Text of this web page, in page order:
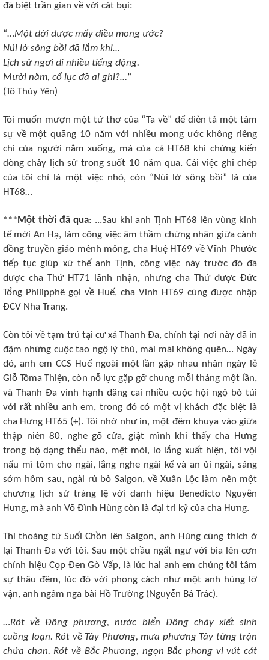
đã biệt trần gian về với cát bụi:
“…Một đời được mấy điều mong ước?
Núi lở sông bồi đã lắm khi…
Lịch sử ngơi đi nhiều tiếng động.
Mười năm, cổ lục đã ai ghi?…”
(Tô Thùy Yên)
Tôi muốn mượn một tứ thơ của “Ta về” để diễn tả một tâm
sự về một quãng 10 năm với nhiều mong ước không riêng
chi của người nằm xuống, mà của cả HT68 khi chứng kiến
dòng chảy lịch sử trong suốt 10 năm qua. Cái việc ghi chép
của tôi chỉ là một việc nhỏ, còn “Núi lở sông bồi” là của
HT68…
*** Một thời đã qua: ...Sau khi anh Tịnh HT68 lên vùng kinh
tế mới An Hạ, làm công việc âm thầm chứng nhân giữa cánh
đồng truyền giáo mênh mông, cha Huệ HT69 về Vĩnh Phước
tiếp tục giúp xứ thế anh Tịnh, công việc này trước đó đã
được cha Thứ HT71 lãnh nhận, nhưng cha Thứ được Đức
Tổng Philipphê gọi về Huế, cha Vinh HT69 cũng được nhập
ĐCV Nha Trang.
Còn tôi về tạm trú tại cư xá Thanh Đa, chính tại nơi này đã in
đậm những cuộc tao ngộ lý thú, mãi mãi không quên… Ngày
đó, anh em CCS Huế ngoài một lần gặp nhau nhân ngày lễ
Giỗ Tôma Thiện, còn nỗ lực gặp gỡ chung mỗi tháng một lần,
và Thanh Đa vinh hạnh đăng cai nhiều cuộc hội ngộ bỏ túi
với rất nhiều anh em, trong đó có một vị khách đặc biệt là
cha Hưng HT65 (+). Tôi nhớ như in, một đêm khuya vào giữa
thập niên 80, nghe gõ cửa, giật mình khi thấy cha Hưng
trong bộ dạng thểu não, mệt mỏi, lo lắng xuất hiện, tôi vội
nấu mì tôm cho ngài, lắng nghe ngài kể và an ủi ngài, sáng
sớm hôm sau, ngài rủ bỏ Saigon, về Xuân Lộc làm nên một
chương lịch sử tráng lệ với danh hiệu Benedicto Nguyễn
Hưng, mà anh Võ Đình Hùng còn là đại tri kỷ của cha Hưng.
Thi thoảng từ Suối Chồn lên Saigon, anh Hùng cũng thích ở
lại Thanh Đa với tôi. Sau một chầu ngất ngư với bia lên cơn
chính hiệu Cọp Đen Gò Vấp, là lúc hai anh em chúng tôi tâm
sự thâu đêm, lúc đó với phong cách như một anh hùng lỡ
vận, anh ngâm nga bài Hồ Trường (Nguyễn Bá Trác).
…Rót về Đông phương, nước biển Đông chảy xiết sinh
cuồng loạn. Rót về Tây Phương, mưa phương Tây từng trận
chứa chan. Rót về Bắc Phương, ngọn Bắc phong vi vút cát